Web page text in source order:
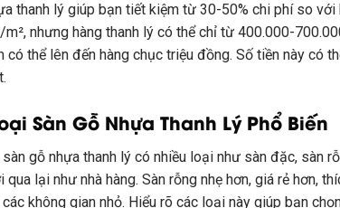
thanh lý giúp bạn tiết kiệm từ 30-50% chi phí so
nhưng hàng thanh lý có thể chỉ từ 400.000-
có thể lên đến hàng chục triệu đồng. Số tiền này có
Sàn Gỗ Nhựa Thanh Lý Phổ Biến
gỗ nhựa thanh lý có nhiều loại như sàn đặc, sàn
lại như nhà hàng. Sàn rỗng nhẹ hơn, giá rẻ hơn,
không gian nhỏ. Hiểu rõ các loại này giúp bạn